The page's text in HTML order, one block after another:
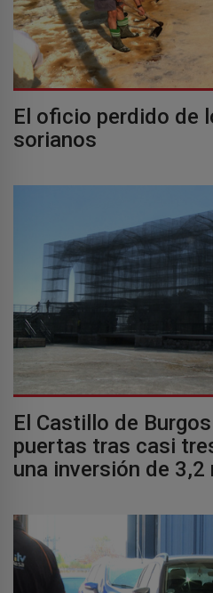
El oficio perdido de
sorianos
El Castillo de
puertas tras casi
una inversión de 3,2